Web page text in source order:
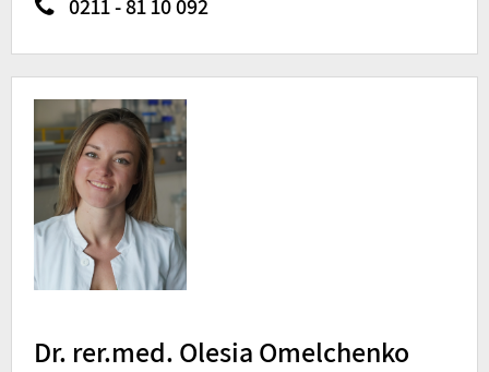
0211 - 81 10 092
Dr. rer.med. Olesia Omelchenko